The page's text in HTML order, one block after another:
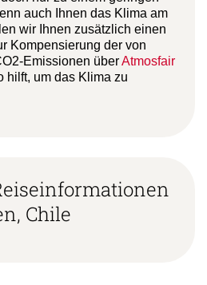
nur zu einem geringen
auch Ihnen das Klima am
wir Ihnen zusätzlich einen
Kompensierung der von
Emissionen überAtmosfair
um das Klima zu
Chile